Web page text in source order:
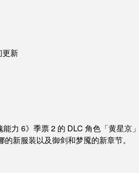
更新
力 6》季票 2 的 DLC 角色「黄星京
新服装以及御剑和梦魇的新章节。